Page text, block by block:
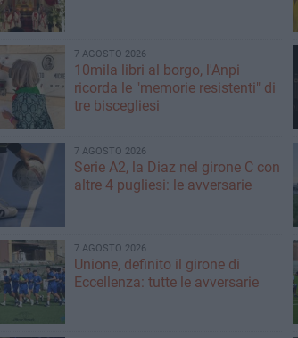
7 AGOSTO 2026
10mila libri al borgo, l'Anpi
ricorda le "memorie resistenti" di
tre biscegliesi
7 AGOSTO 2026
Serie A2, la Diaz nel girone C con
altre 4 pugliesi: le avversarie
7 AGOSTO 2026
Unione, definito il girone di
Eccellenza: tutte le avversarie